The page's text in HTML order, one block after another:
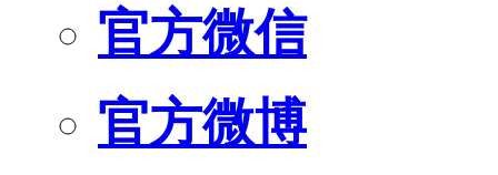
官方微信
官方微博